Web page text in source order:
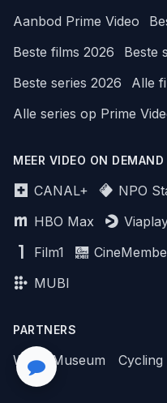
Aanbod Prime Video
Beste films 2026
Beste
Beste series 2026
Alle
Alle series op Prime
MEER VIDEO ON DEMAND
CANAL+ NPO
HBO Max
Film1
MUBI
PARTNERS
WhichMuseum Cycling